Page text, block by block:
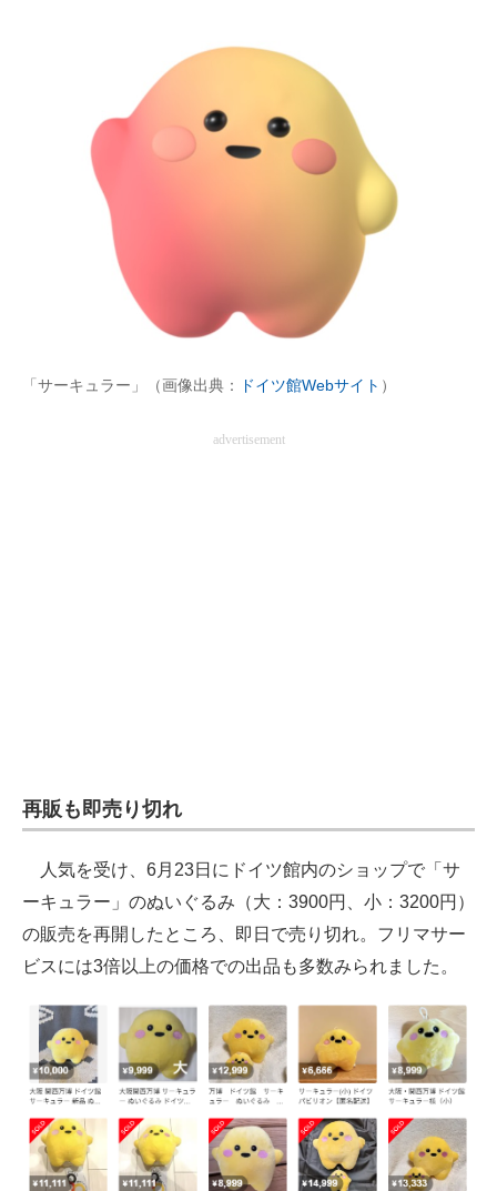
「サーキュラー」（画像出典： ドイツ館Webサイト ）
advertisement
再販も即売り切れ
人気を受け、6月23日にドイツ館内のショップで「サ
ーキュラー」のぬいぐるみ（大：3900円、小：3200円）
の販売を再開したところ、即日で売り切れ。フリマサー
ビスには3倍以上の価格での出品も多数みられました。